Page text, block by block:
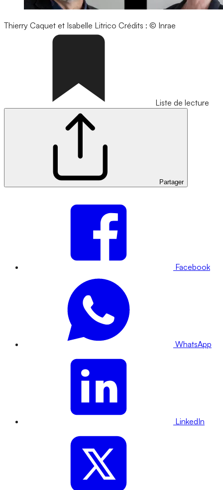
Thierry Caquet et Isabelle Litrico Crédits : © Inrae
Liste de lecture
Partager
Facebook
WhatsApp
LinkedIn